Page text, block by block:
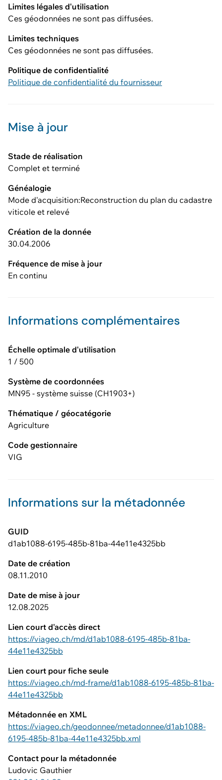
Limites légales d'utilisation
Ces géodonnées ne sont pas diffusées.
Limites techniques
Ces géodonnées ne sont pas diffusées.
Politique de confidentialité
Politique de confidentialité du fournisseur
Mise à jour
Stade de réalisation
Complet et terminé
Généalogie
Mode d'acquisition:Reconstruction du plan du cadastre
viticole et relevé
Création de la donnée
30.04.2006
Fréquence de mise à jour
En continu
Informations complémentaires
Échelle optimale d'utilisation
1 / 500
Système de coordonnées
MN95 - système suisse (CH1903+)
Thématique / géocatégorie
Agriculture
Code gestionnaire
VIG
Informations sur la métadonnée
GUID
d1ab1088-6195-485b-81ba-44e11e4325bb
Date de création
08.11.2010
Date de mise à jour
12.08.2025
Lien court d'accès direct
https://viageo.ch/md/d1ab1088-6195-485b-81ba-
44e11e4325bb
Lien court pour fiche seule
https://viageo.ch/md-frame/d1ab1088-6195-485b-81ba-
44e11e4325bb
Métadonnée en XML
https://viageo.ch/geodonnee/metadonnee/d1ab1088-
6195-485b-81ba-44e11e4325bb.xml
Contact pour la métadonnée
Ludovic Gauthier